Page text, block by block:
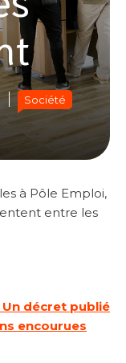
Société
à Pôle Emploi,
entre les
décret publié
encourues